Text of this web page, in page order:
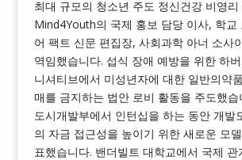
최대 규모의 청소년 주도 정신건강 비영리
Mind4Youth의 국제 홍보 담당 이사, 학교
어 팩트 신문 편집장, 사회과학 아너 소사
역임했습니다. 섭식 장애 예방을 위한 하
니셔티브에서 미성년자에 대한 일반의약
매를 금지하는 법안 로비 활동을 주도했습
도시개발부에서 인턴십을 하는 동안 개발
의 자금 접근성을 높이기 위한 새로운 모
표했습니다. 밴더빌트 대학교에서 국제 관